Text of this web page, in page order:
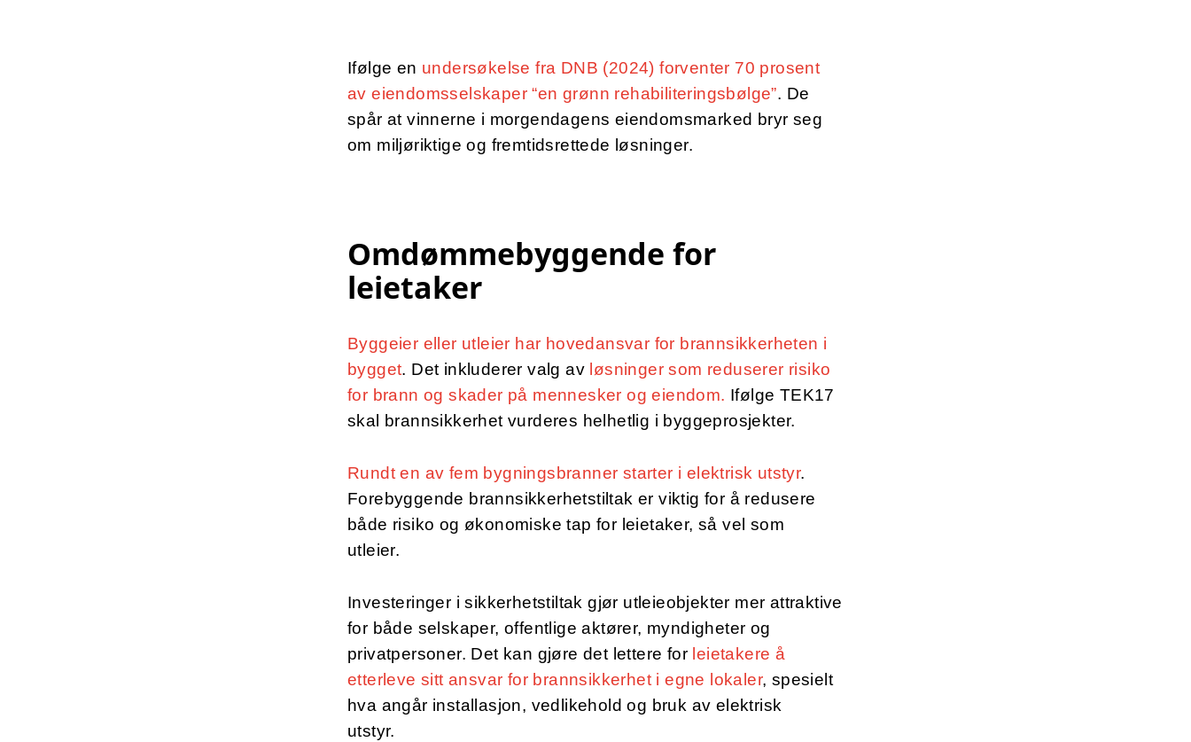
Ifølge en undersøkelse fra DNB (2024) forventer 70 prosent
av eiendomsselskaper “en grønn rehabiliteringsbølge”. De
spår at vinnerne i morgendagens eiendomsmarked bryr seg
om miljøriktige og fremtidsrettede løsninger.
Omdømmebyggende for
leietaker
Byggeier eller utleier har hovedansvar for brannsikkerheten i
bygget. Det inkluderer valg av løsninger som reduserer risiko
for brann og skader på mennesker og eiendom. Ifølge TEK17
skal brannsikkerhet vurderes helhetlig i byggeprosjekter.
Rundt en av fem bygningsbranner starter i elektrisk utstyr.
Forebyggende brannsikkerhetstiltak er viktig for å redusere
både risiko og økonomiske tap for leietaker, så vel som
utleier.
Investeringer i sikkerhetstiltak gjør utleieobjekter mer attraktive
for både selskaper, offentlige aktører, myndigheter og
privatpersoner. Det kan gjøre det lettere for leietakere å
etterleve sitt ansvar for brannsikkerhet i egne lokaler, spesielt
hva angår installasjon, vedlikehold og bruk av elektrisk
utstyr.